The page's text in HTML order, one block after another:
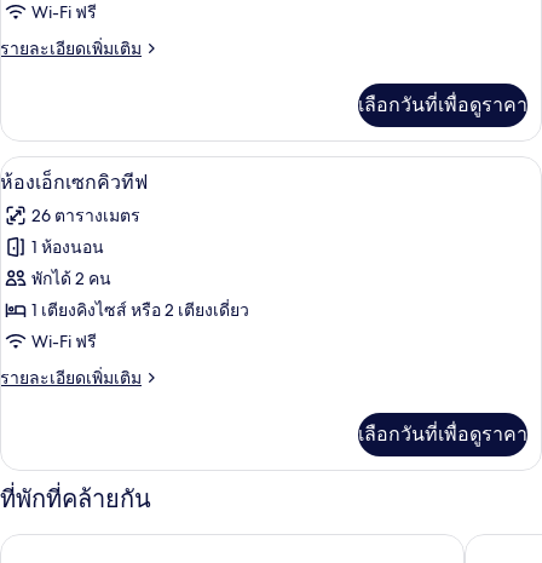
เตียง
ดี
ลัก
เตียง
คิง
ไซส์
1
เตียง
Wi-Fi ฟรี
รายละเอียดเพิ่มเติม
ราย
เกี่ยว
กับ
ห้อง
ลัก
ซ์,
เตียง
คิง
ไซส์
เตียง
เลือกวันที่เพื่อดูราคา
เปิด
ภาพถ่าย
ทั้งหมด
ของ
ห้อง
เอ็ก
เซก
ทีฟ
ห้องเอ็กเซกคิวทีฟ | ตู้นิรภัยในห้องพัก,
5
ห้องเอ็กเซกคิวทีฟ
26 ตารางเมตร
1 ห้องนอน
พักได้ 2 คน
1 เตียงคิงไซส์ หรือ 2 เตียงเดี่ยว
Wi-Fi ฟรี
รายละเอียดเพิ่มเติม
ราย
เกี่ยว
กับ
ห้อง
เอ็ก
เซก
เลือกวันที่เพื่อดูราคา
ที่พักที่คล้ายกัน
อรวรรณา รีเจนซี่ พาร์ค สุขุมวิท เอ็นเอช